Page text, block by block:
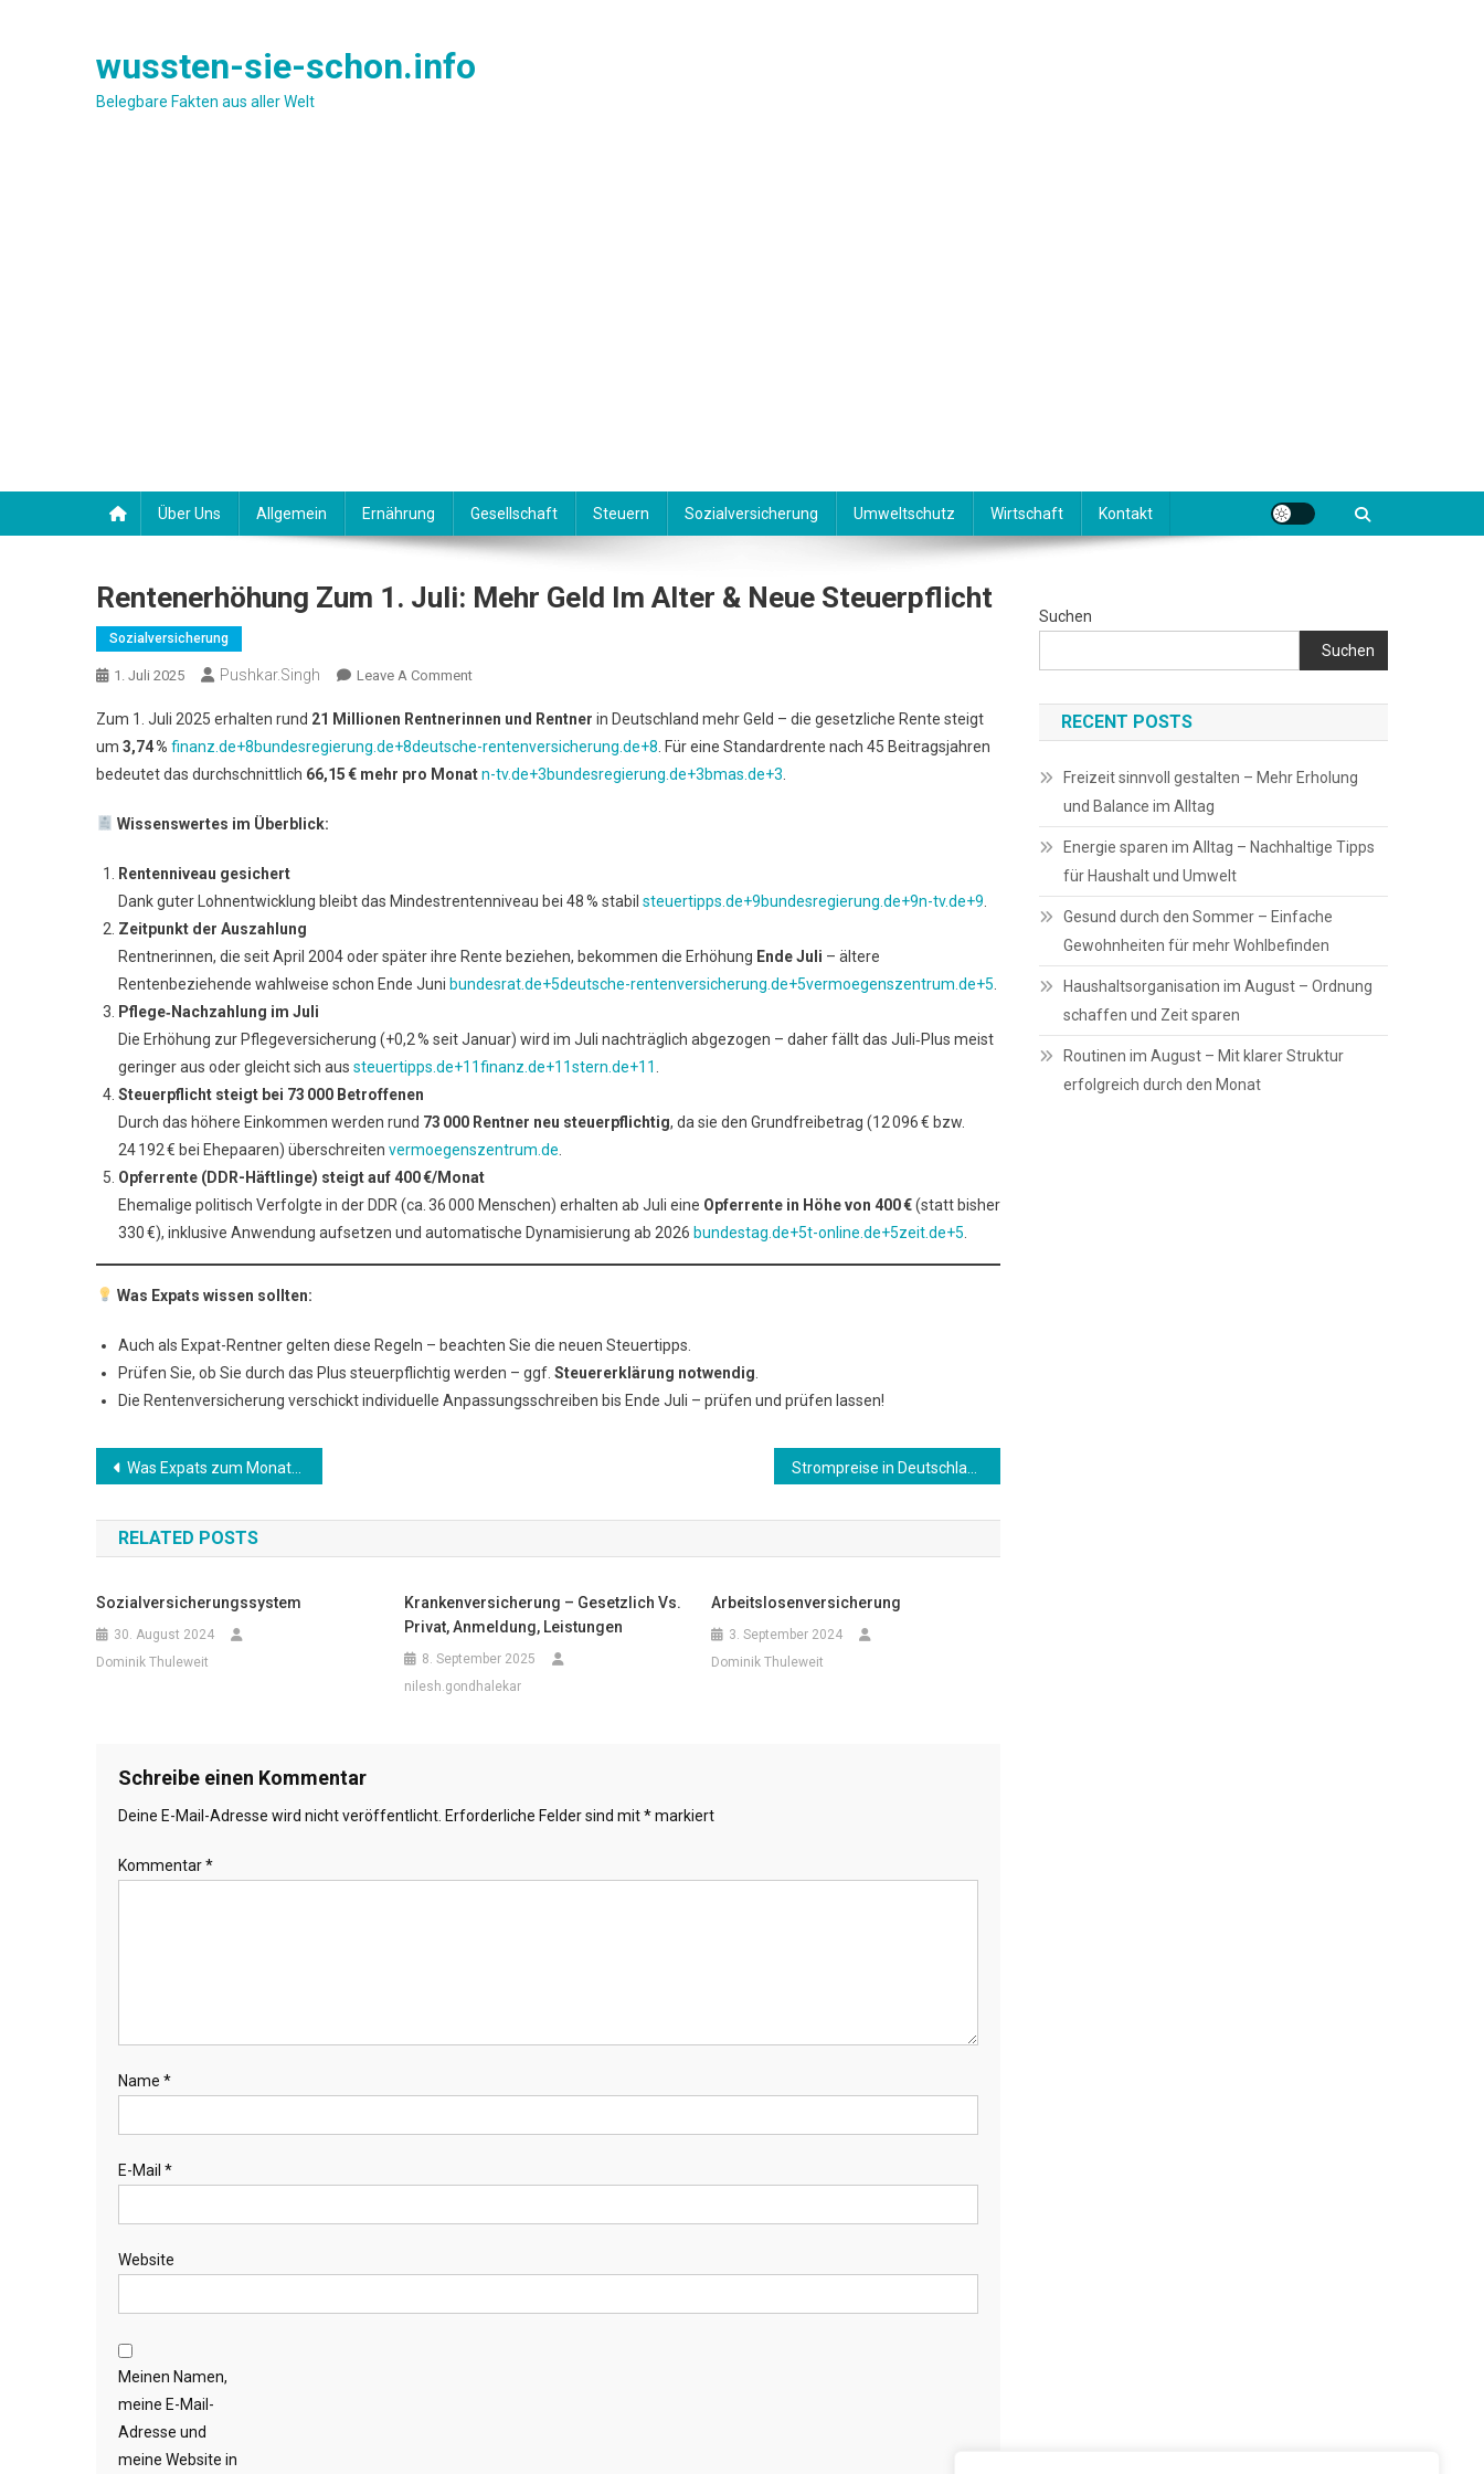
wussten-sie-schon.info
Belegbare Fakten aus aller Welt
Über Uns Allgemein Ernährung Gesellschaft Steuern Sozialversicherung Umweltschutz Wirtschaft Kontakt
Rentenerhöhung Zum 1. Juli: Mehr Geld Im Alter & Neue Steuerpflicht
Sozialversicherung
1. Juli 2025 Pushkar.singh Leave A CommentOn
Zum
1.
Juli:
&
Steuerpflicht
Zum 1. Juli 2025 erhalten rund 21 Millionen Rentnerinnen und Rentner in Deutschland mehr Geld – die gesetzliche Rente steigt
um 3,74% finanz.de+8bundesregierung.de+8deutsche-rentenversicherung.de+8 . Für eine Standardrente nach 45 Beitragsjahren
bedeutet das durchschnittlich 66,15€ mehr pro Monatn-tv.de+3bundesregierung.de+3bmas.de+3
Wissenswertes im Überblick:
Rentenniveau gesichert
Dank guter Lohnentwicklung bleibt das Mindestrentenniveau bei 48 % stabil steuertipps.de+9bundesregierung.de+9n-tv.de+9
Zeitpunkt der Auszahlung
Rentnerinnen, die seit April 2004 oder später ihre Rente beziehen, bekommen die Erhöhung Ende Juli – ältere
Rentenbeziehende wahlweise schon Ende Juni bundesrat.de+5deutsche-rentenversicherung.de+5vermoegenszentrum.de+5
Pflege‐Nachzahlung im Juli
Die Erhöhung zur Pflegeversicherung (+0,2 % seit Januar) wird im Juli nachträglich abgezogen – daher fällt das Juli‐Plus meist
geringer aus oder gleicht sich aus steuertipps.de+11finanz.de+11stern.de+11
Steuerpflicht steigt bei 73 000 Betroffenen
Durch das höhere Einkommen werden rund 73 000 Rentner neu steuerpflichtig, da sie den Grundfreibetrag (12 096 € bzw.
24 192 € bei Ehepaaren) überschreiten vermoegenszentrum.de
Opferrente (DDR-Häftlinge) steigt auf 400€/Monat
Ehemalige politisch Verfolgte in der DDR (ca. 36 000 Menschen) erhalten ab Juli eine Opferrente in Höhe von 400€(statt bisher
330 €), inklusive Anwendung aufsetzen und automatische Dynamisierung ab 2026 bundestag.de+5t-online.de+5zeit.de+5
Was Expats wissen sollten:
Auch als Expat-Rentner gelten diese Regeln – beachten Sie die neuen Steuertipps.
Prüfen Sie, ob Sie durch das Plus steuerpflichtig werden – ggf. Steuererklärung notwendig
Die Rentenversicherung verschickt individuelle Anpassungsschreiben bis Ende Juli – prüfen und prüfen lassen!
Beitrags-
Navigation
Was Expats zum Monatswechsel wissen sollten: Rückblick Juni & Ausblick Juli
RELATED POSTS
Sozialversicherungssystem
30. August 2024
Dominik Thuleweit
Krankenversicherung – Gesetzlich Vs.
Privat, Anmeldung, Leistungen
8. September 2025
nilesh.gondhalekar
Arbeitslosenversicherung
3. September 2024
Dominik Thuleweit
Schreibe einen Kommentar
Deine E-Mail-Adresse wird nicht veröffentlicht. Erforderliche Felder sind mit*markiert
Kommentar*
Name *
E-Mail *
Website
Meinen Namen,
meine E-Mail-
Adresse und
meine Website in
Suchen
Suchen
RECENT POSTS
Freizeit sinnvoll gestalten – Mehr Erholung
und Balance im Alltag
Energie sparen im Alltag – Nachhaltige Tipps
für Haushalt und Umwelt
Gesund durch den Sommer – Einfache
Gewohnheiten für mehr Wohlbefinden
Haushaltsorganisation im August – Ordnung
schaffen und Zeit sparen
Routinen im August – Mit klarer Struktur
erfolgreich durch den Monat